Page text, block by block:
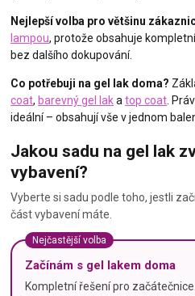
Nejlepší volba pro většinu
lampou, protože obsahuje
bez dalšího dokupování.
Co potřebuji na gel lak doma?
coat, barevný gel lakatop coat .
ideální – obsahují vše v jednom
Jakou sadu na gel lak
vybavení?
Vyberte si sadu podle toho, jestli
část vybavení máte.
Nejčastější volba
Začínám s gel lakem doma
Kompletní řešení pro